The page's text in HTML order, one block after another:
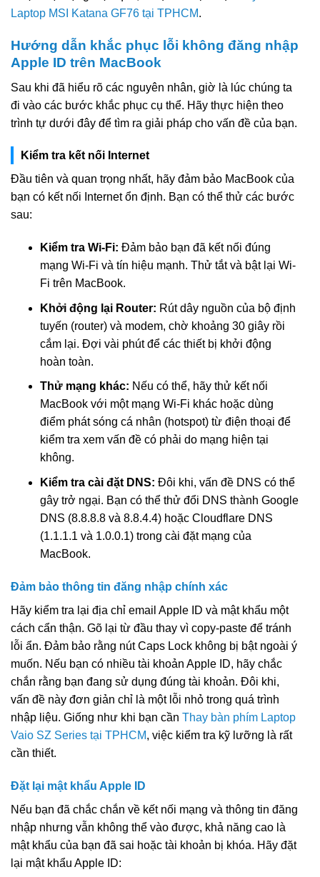
Laptop MSI Katana GF76 tại TPHCM.
Hướng dẫn khắc phục lỗi không đăng nhập
Apple ID trên MacBook
Sau khi đã hiểu rõ các nguyên nhân, giờ là lúc chúng ta
đi vào các bước khắc phục cụ thể. Hãy thực hiện theo
trình tự dưới đây để tìm ra giải pháp cho vấn đề của bạn.
Kiểm tra kết nối Internet
Đầu tiên và quan trọng nhất, hãy đảm bảo MacBook của
bạn có kết nối Internet ổn định. Bạn có thể thử các bước
sau:
Kiểm tra Wi-Fi: Đảm bảo bạn đã kết nối đúng
mạng Wi-Fi và tín hiệu mạnh. Thử tắt và bật lại Wi-
Fi trên MacBook.
Khởi động lại Router: Rút dây nguồn của bộ định
tuyến (router) và modem, chờ khoảng 30 giây rồi
cắm lại. Đợi vài phút để các thiết bị khởi động
hoàn toàn.
Thử mạng khác: Nếu có thể, hãy thử kết nối
MacBook với một mạng Wi-Fi khác hoặc dùng
điểm phát sóng cá nhân (hotspot) từ điện thoại để
kiểm tra xem vấn đề có phải do mạng hiện tại
không.
Kiểm tra cài đặt DNS: Đôi khi, vấn đề DNS có thể
gây trở ngại. Bạn có thể thử đổi DNS thành Google
DNS (8.8.8.8 và 8.8.4.4) hoặc Cloudflare DNS
(1.1.1.1 và 1.0.0.1) trong cài đặt mạng của
MacBook.
Đảm bảo thông tin đăng nhập chính xác
Hãy kiểm tra lại địa chỉ email Apple ID và mật khẩu một
cách cẩn thận. Gõ lại từ đầu thay vì copy-paste để tránh
lỗi ẩn. Đảm bảo rằng nút Caps Lock không bị bật ngoài ý
muốn. Nếu bạn có nhiều tài khoản Apple ID, hãy chắc
chắn rằng bạn đang sử dụng đúng tài khoản. Đôi khi,
vấn đề này đơn giản chỉ là một lỗi nhỏ trong quá trình
nhập liệu. Giống như khi bạn cần Thay bàn phím Laptop
Vaio SZ Series tại TPHCM, việc kiểm tra kỹ lưỡng là rất
cần thiết.
Đặt lại mật khẩu Apple ID
Nếu bạn đã chắc chắn về kết nối mạng và thông tin đăng
nhập nhưng vẫn không thể vào được, khả năng cao là
mật khẩu của bạn đã sai hoặc tài khoản bị khóa. Hãy đặt
lại mật khẩu Apple ID: